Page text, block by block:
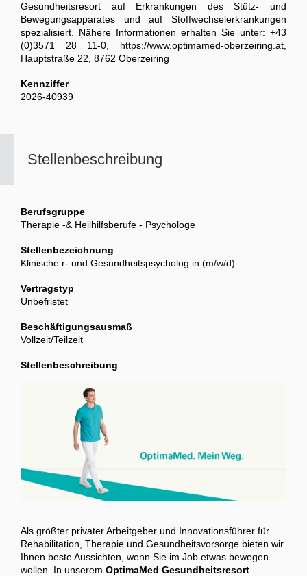
Stellenbeschreibung
Berufsgruppe
Therapie -& Heilhilfsberufe - Psychologe
Stellenbezeichnung
Klinische:r- und Gesundheitspsycholog:in (m/w/d)
Vertragstyp
Unbefristet
Beschäftigungsausmaß
Vollzeit/Teilzeit
Stellenbeschreibung
Als größter privater Arbeitgeber und Innovationsführer für
Rehabilitation, Therapie und Gesundheitsvorsorge bieten wir
Ihnen beste Aussichten, wenn Sie im Job etwas bewegen
wollen. In unserem OptimaMed Gesundheitsresort
Gesundheitsresort auf Erkrankungen des Stütz- und
Bewegungsapparates und auf Stoffwechselerkrankungen
spezialisiert. Nähere Informationen erhalten Sie unter: +43
(0)3571 28 11-0, https://www.optimamed-oberzeiring.at,
Hauptstraße 22, 8762 Oberzeiring
Kennziffer
2026-40939